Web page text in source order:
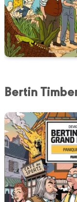
Bertin